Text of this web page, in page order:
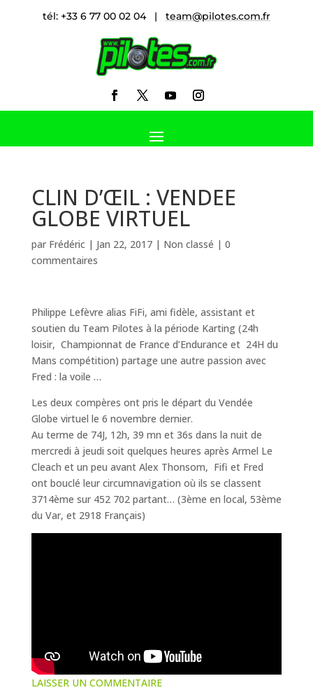
tél: +33 6 77 00 02 04 | team@pilotes.com.fr
CLIN D’ŒIL : VENDEE
GLOBE VIRTUEL
par Frédéric| Jan 22, 2017| Non classé | 0
commentaires
Philippe Lefèvre alias FiFi, ami fidèle, assistant et
soutien du Team Pilotes à la période Karting (24h
loisir, Championnat de France d’Endurance et 24H du
Mans compétition) partage une autre passion avec
Fred : la voile …
Les deux compères ont pris le départ du Vendée
Globe virtuel le 6 novembre dernier.
Au terme de 74J, 12h, 39 mn et 36s dans la nuit de
mercredi à jeudi soit quelques heures après Armel Le
Cleach et un peu avant Alex Thonsom, Fifi et Fred
ont bouclé leur circumnavigation où ils se classent
3714ème sur 452 702 partant… (3ème en local, 53ème
du Var, et 2918 Français)
LAISSER UN COMMENTAIRE